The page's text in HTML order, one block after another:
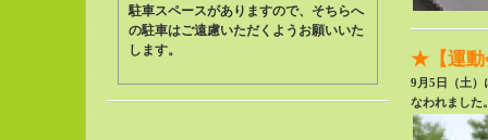
駐車スペースがありますので、そちらへ
の駐車はご遠慮いただくようお願いいた
します。
★【運動
9月5日（土）
なわれました